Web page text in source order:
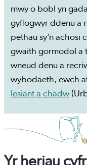
mwy o bobl yn
gyflogwyr ddenu a
pethau sy’n achosi
gwaith gormodol a
wneud denu a
wybodaeth, ewch
lesiant a chadw
Yr heriau